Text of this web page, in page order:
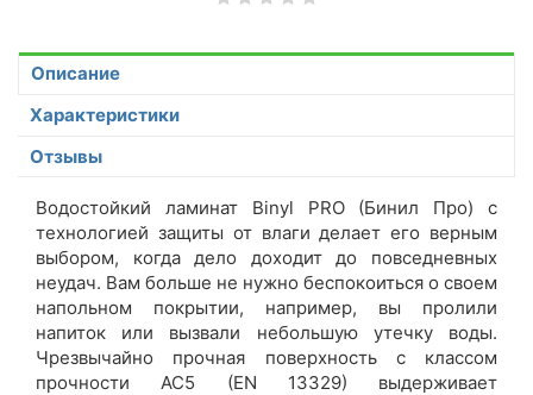
Описание
Характеристики
Отзывы
Водостойкий ламинат Binyl PRO (Бинил Про) с
технологией защиты от влаги делает его верным
выбором, когда дело доходит до повседневных
неудач. Вам больше не нужно беспокоиться о своем
напольном покрытии, например, вы пролили
напиток или вызвали небольшую утечку воды.
Чрезвычайно прочная поверхность с классом
прочности AC5 (EN 13329) выдерживает